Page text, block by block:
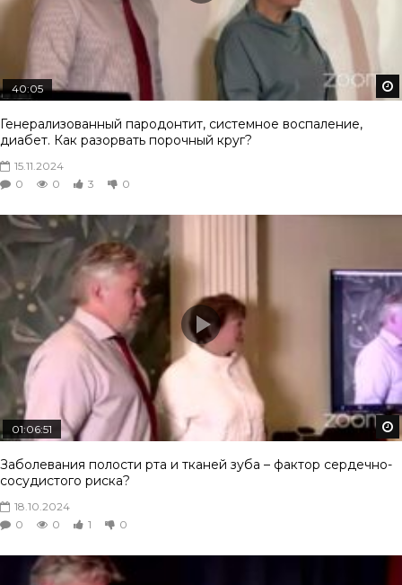
40:05
Генерализованный пародонтит, системное воспаление,
диабет. Как разорвать порочный круг?
15.11.2024
0
0 3 0
01:06:51
Заболевания полости рта и тканей зуба – фактор сердечно-
сосудистого риска?
18.10.2024
0
0 1 0